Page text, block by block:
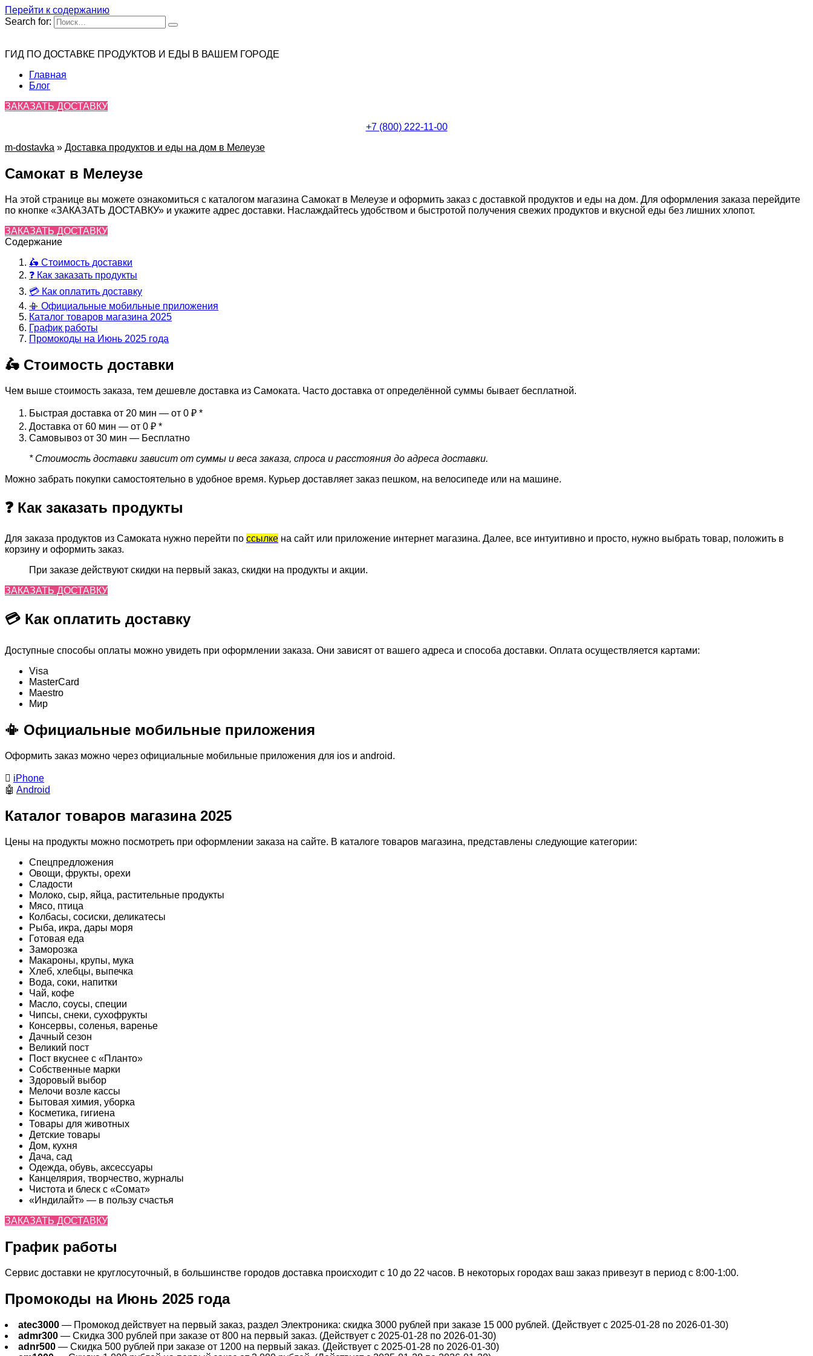
Перейти к содержанию
Search for:
ГИД ПО ДОСТАВКЕ ПРОДУКТОВ И ЕДЫ В ВАШЕМ ГОРОДЕ
Главная
Блог
ЗАКАЗАТЬ ДОСТАВКУ
+7 (800) 222-11-00
m-dostavka » Доставка продуктов и еды на дом в Мелеузе
Самокат в Мелеузе
На этой странице вы можете ознакомиться с каталогом магазина Самокат в Мелеузе и оформить заказ с доставкой продуктов и еды на дом. Для оформления заказа перейдите
по кнопке «ЗАКАЗАТЬ ДОСТАВКУ» и укажите адрес доставки. Наслаждайтесь удобством и быстротой получения свежих продуктов и вкусной еды без лишних хлопот.
ЗАКАЗАТЬ ДОСТАВКУ
Содержание
🛵 Стоимость доставки
❓ Как заказать продукты
💳 Как оплатить доставку
📳 Официальные мобильные приложения
Каталог товаров магазина 2025
График работы
Промокоды на Июнь 2025 года
🛵 Стоимость доставки
Чем выше стоимость заказа, тем дешевле доставка из Самоката. Часто доставка от определённой суммы бывает бесплатной.
Быстрая доставка от 20 мин — от 0 ₽ *
Доставка от 60 мин — от 0 ₽ *
Самовывоз от 30 мин — Бесплатно
* Стоимость доставки зависит от суммы и веса заказа, спроса и расстояния до адреса доставки.
Можно забрать покупки самостоятельно в удобное время. Курьер доставляет заказ пешком, на велосипеде или на машине.
❓ Как заказать продукты
Для заказа продуктов из Самоката нужно перейти по ссылке на сайт или приложение интернет магазина. Далее, все интуитивно и просто, нужно выбрать товар, положить в
корзину и оформить заказ.
При заказе действуют скидки на первый заказ, скидки на продукты и акции.
ЗАКАЗАТЬ ДОСТАВКУ
💳 Как оплатить доставку
Доступные способы оплаты можно увидеть при оформлении заказа. Они зависят от вашего адреса и способа доставки. Оплата осуществляется картами:
Visa
MasterСard
Maestro
Мир
📳 Официальные мобильные приложения
Оформить заказ можно через официальные мобильные приложения для ios и android.
 iPhone
🤖 Android
Каталог товаров магазина 2025
Цены на продукты можно посмотреть при оформлении заказа на сайте. В каталоге товаров магазина, представлены следующие категории:
Спецпредложения
Овощи, фрукты, орехи
Сладости
Молоко, сыр, яйца, растительные продукты
Мясо, птица
Колбасы, сосиски, деликатесы
Рыба, икра, дары моря
Готовая еда
Заморозка
Макароны, крупы, мука
Хлеб, хлебцы, выпечка
Вода, соки, напитки
Чай, кофе
Масло, соусы, специи
Чипсы, снеки, сухофрукты
Консервы, соленья, варенье
Дачный сезон
Великий пост
Пост вкуснее с «Планто»
Собственные марки
Здоровый выбор
Мелочи возле кассы
Бытовая химия, уборка
Косметика, гигиена
Товары для животных
Детские товары
Дом, кухня
Дача, сад
Одежда, обувь, аксессуары
Канцелярия, творчество, журналы
Чистота и блеск с «Сомат»
«Индилайт» — в пользу счастья
ЗАКАЗАТЬ ДОСТАВКУ
График работы
Сервис доставки не круглосуточный, в большинстве городов доставка происходит с 10 до 22 часов. В некоторых городах ваш заказ привезут в период с 8:00-1:00.
Промокоды на Июнь 2025 года
atec3000 — Промокод действует на первый заказ, раздел Электроника: скидка 3000 рублей при заказе 15 000 рублей. (Действует с 2025-01-28 по 2026-01-30)
admr300 — Скидка 300 рублей при заказе от 800 на первый заказ. (Действует с 2025-01-28 по 2026-01-30)
adnr500 — Скидка 500 рублей при заказе от 1200 на первый заказ. (Действует с 2025-01-28 по 2026-01-30)